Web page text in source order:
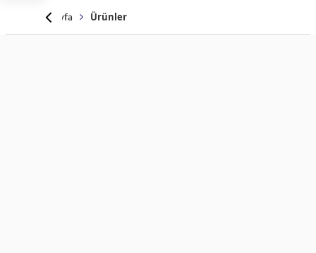
Anasayfa Ürünler